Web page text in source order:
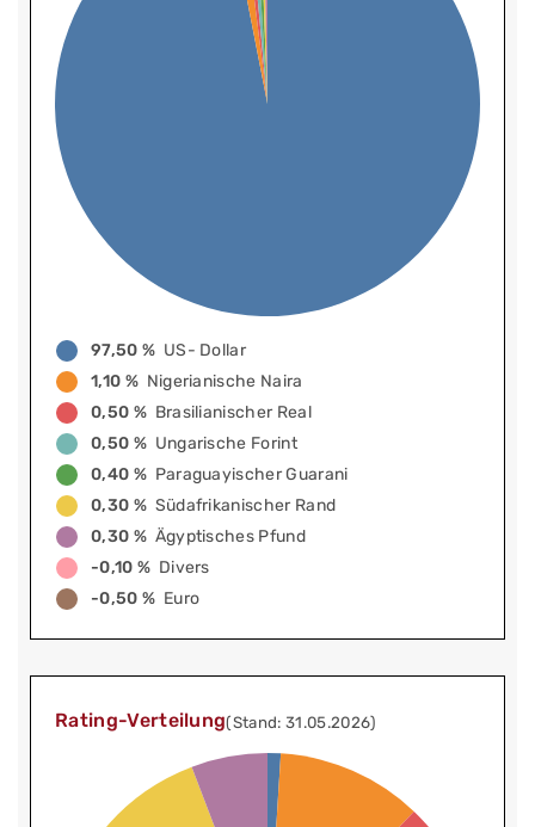
97,50 % US- Dollar
1,10 % Nigerianische Naira
0,50 % Brasilianischer Real
0,50 % Ungarische Forint
0,40 % Paraguayischer Guarani
0,30 % Südafrikanischer Rand
0,30 % Ägyptisches Pfund
-0,10 % Divers
-0,50 % Euro
Rating-Verteilung(Stand: 31.05.2026)